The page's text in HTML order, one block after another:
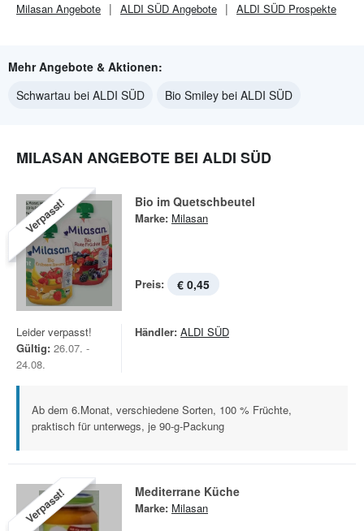
Milasan Angebote ALDI SÜD Angebote ALDI SÜD Prospekte
Mehr Angebote & Aktionen:
Schwartau bei ALDI SÜD
Bio Smiley bei ALDI SÜD
MILASAN ANGEBOTE BEI ALDI SÜD
Verpasst! Bio im Quetschbeutel
Marke: Milasan
Preis: € 0,45
Leider verpasst!
Gültig: 26.07. -
24.08.
Händler: ALDI SÜD
Ab dem 6.Monat, verschiedene Sorten, 100 % Früchte,
praktisch für unterwegs, je 90-g-Packung
Verpasst! Mediterrane Küche
Marke: Milasan